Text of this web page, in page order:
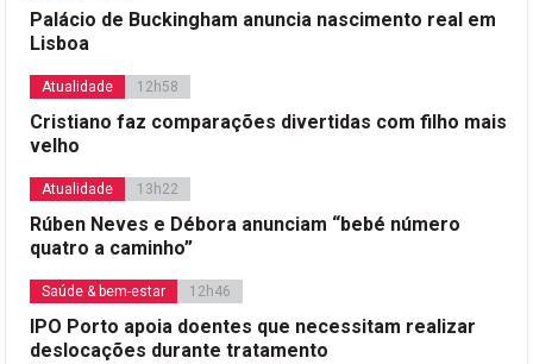
Palácio de Buckingham anuncia nascimento real em
Lisboa
Atualidade 12h58
Cristiano faz comparações divertidas com filho mais
velho
Atualidade 13h22
Rúben Neves e Débora anunciam “bebé número
quatro a caminho”
Saúde & bem-estar 12h46
IPO Porto apoia doentes que necessitam realizar
deslocações durante tratamento